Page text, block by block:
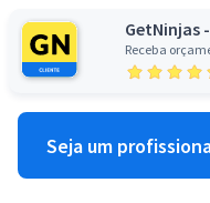
GetNinjas
Receba
Seja um